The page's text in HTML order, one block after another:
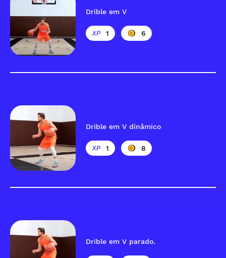
Drible em V
1 6
Drible em V dinâmico
1 8
Drible em V parado.